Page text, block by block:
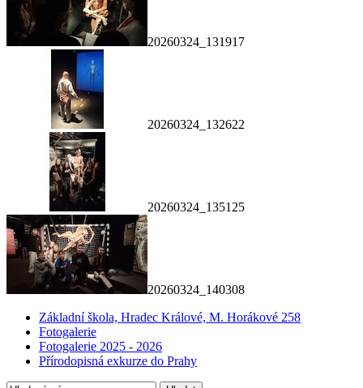
20260324_131917
20260324_132622
20260324_135125
20260324_140308
Základní škola, Hradec Králové, M. Horákové 258
Fotogalerie
Fotogalerie 2025 - 2026
Přírodopisná exkurze do Prahy